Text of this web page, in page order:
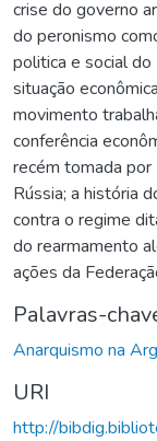
crise do governo
do peronismo
politica e social
situação
movimento
conferência
recém tomada
Rússia; a história
contra o regime
do rearmamento
ações da
Palavras-
Anarquismo na
URI
http://